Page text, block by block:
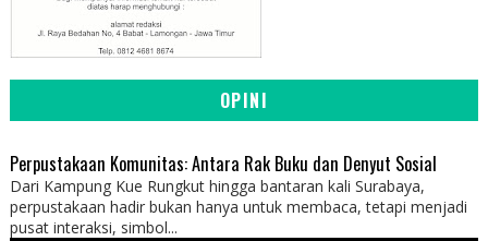
OPINI
Perpustakaan Komunitas: Antara Rak Buku dan Denyut Sosial
Dari Kampung Kue Rungkut hingga bantaran kali Surabaya,
perpustakaan hadir bukan hanya untuk membaca, tetapi menjadi
pusat interaksi, simbol...